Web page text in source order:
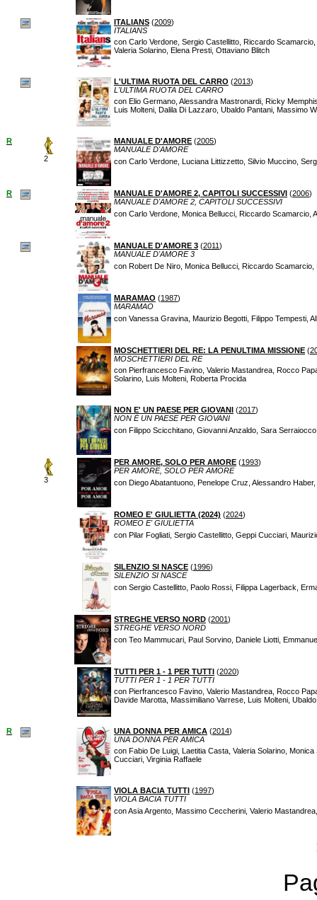
ITALIANS (2009)
ITALIANS
con Carlo Verdone, Sergio Castellitto, Riccardo
Valeria Solarino, Elena Presti, Ottaviano Blitch
L'ULTIMA RUOTA DEL CARRO (2013)
L'ULTIMA RUOTA DEL CARRO
con Elio Germano, Alessandra Mastronardi, Ricky
Luis Molteni, Dalila Di Lazzaro, Ubaldo Pantani, Massimo
R
2
MANUALE D'AMORE (2005)
MANUALE D'AMORE
con Carlo Verdone, Luciana Littizzetto, Silvio Muccino,
R MANUALE D'AMORE 2, CAPITOLI SUCCESSIVI (2006)
MANUALE D'AMORE 2, CAPITOLI SUCCESSIVI
con Carlo Verdone, Monica Bellucci, Riccardo Scamarcio,
MANUALE D'AMORE 3 (2011)
MANUALE D'AMORE 3
con Robert De Niro, Monica Bellucci, Riccardo
MARAMAO (1987)
MARAMAO
con Vanessa Gravina, Maurizio Begotti, Filippo Tempesti,
MOSCHETTIERI DEL RE: LA PENULTIMA MISSIONE (
MOSCHETTIERI DEL RE
con Pierfrancesco Favino, Valerio Mastandrea, Rocco
Solarino, Luis Molteni, Roberta Procida
NON E' UN PAESE PER GIOVANI (2017)
NON È UN PAESE PER GIOVANI
con Filippo Scicchitano, Giovanni Anzaldo, Sara
3
PER AMORE, SOLO PER AMORE (1993)
PER AMORE, SOLO PER AMORE
con Diego Abatantuono, Penelope Cruz, Alessandro
ROMEO E' GIULIETTA (2024) (2024)
ROMEO E' GIULIETTA
con Pilar Fogliati, Sergio Castellitto, Geppi Cucciari,
SILENZIO SI NASCE (1996)
SILENZIO SI NASCE
con Sergio Castellitto, Paolo Rossi, Filippa Lagerback,
STREGHE VERSO NORD (2001)
STREGHE VERSO NORD
con Teo Mammucari, Paul Sorvino, Daniele Liotti,
TUTTI PER 1 - 1 PER TUTTI (2020)
TUTTI PER 1 - 1 PER TUTTI
con Pierfrancesco Favino, Valerio Mastandrea, Rocco
Davide Marotta, Massimiliano Varrese, Luis Molteni,
R UNA DONNA PER AMICA (2014)
UNA DONNA PER AMICA
con Fabio De Luigi, Laetitia Casta, Valeria Solarino,
Cucciari, Virginia Raffaele
VIOLA BACIA TUTTI (1997)
VIOLA BACIA TUTTI
con Asia Argento, Massimo Ceccherini, Valerio